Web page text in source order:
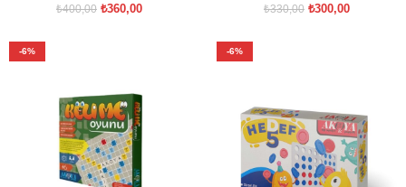
₺400,00 ₺360,00 ₺330,00 ₺300,00
-6% -6%